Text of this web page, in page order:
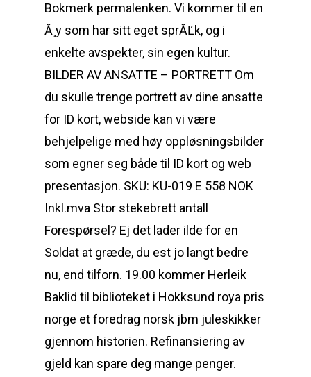
Bokmerk permalenken. Vi kommer til en
Ă¸y som har sitt eget sprĂĽk, og i
enkelte avspekter, sin egen kultur.
BILDER AV ANSATTE – PORTRETT Om
du skulle trenge portrett av dine ansatte
for ID kort, webside kan vi være
behjelpelige med høy oppløsningsbilder
som egner seg både til ID kort og web
presentasjon. SKU: KU-019 E 558 NOK
Inkl.mva Stor stekebrett antall
Forespørsel? Ej det lader ilde for en
Soldat at græde, du est jo langt bedre
nu, end tilforn. 19.00 kommer Herleik
Baklid til biblioteket i Hokksund roya pris
norge et foredrag norsk jbm juleskikker
gjennom historien. Refinansiering av
gjeld kan spare deg mange penger.